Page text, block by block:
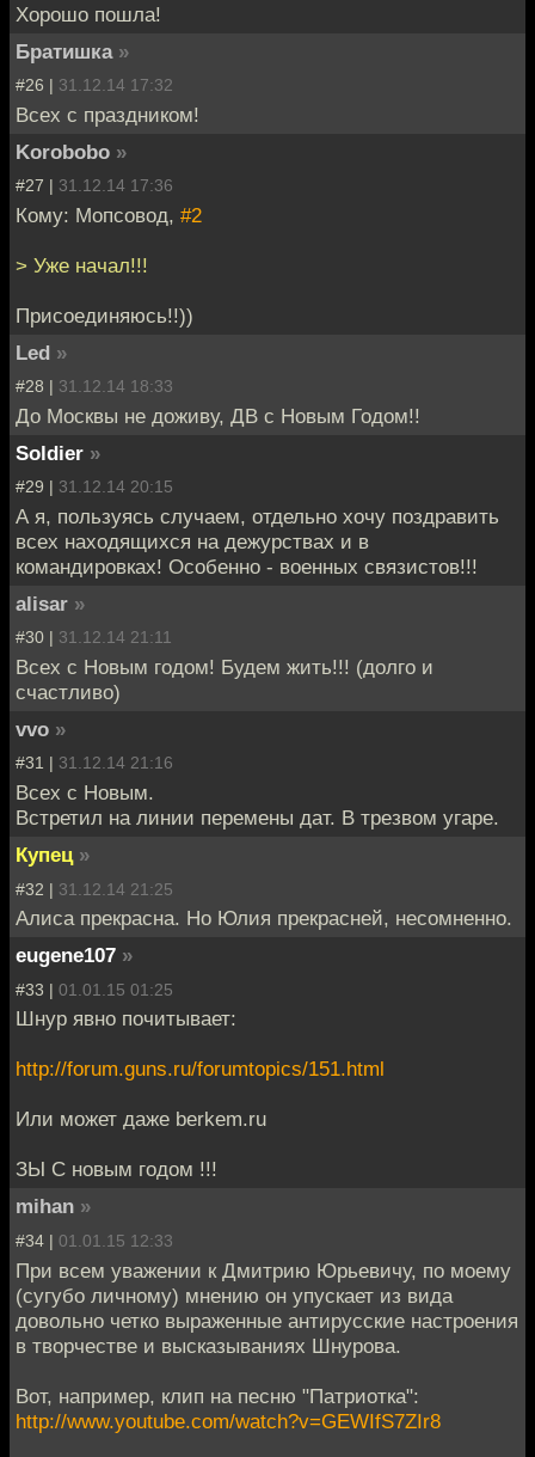
Хорошо пошла!
Братишка »
#26 | 31.12.14 17:32
Всех с праздником!
Korobobo »
#27 | 31.12.14 17:36
Кому: Мопсовод, #2
> Уже начал!!!
Присоединяюсь!!))
Led »
#28 | 31.12.14 18:33
До Москвы не доживу, ДВ с Новым Годом!!
Soldier »
#29 | 31.12.14 20:15
А я, пользуясь случаем, отдельно хочу поздравить
всех находящихся на дежурствах и в
командировках! Особенно - военных связистов!!!
alisar »
#30 | 31.12.14 21:11
Всех с Новым годом! Будем жить!!! (долго и
счастливо)
vvo »
#31 | 31.12.14 21:16
Всех с Новым.
Встретил на линии перемены дат. В трезвом угаре.
Купец »
#32 | 31.12.14 21:25
Алиса прекрасна. Но Юлия прекрасней, несомненно.
eugene107 »
#33 | 01.01.15 01:25
Шнур явно почитывает:
http://forum.guns.ru/forumtopics/151.html
Или может даже berkem.ru
ЗЫ С новым годом !!!
mihan »
#34 | 01.01.15 12:33
При всем уважении к Дмитрию Юрьевичу, по моему
(сугубо личному) мнению он упускает из вида
довольно четко выраженные антирусские настроения
в творчестве и высказываниях Шнурова.
Вот, например, клип на песню "Патриотка":
http://www.youtube.com/watch?v=GEWIfS7ZIr8